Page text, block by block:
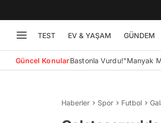
TEST EV & YAŞAM GÜNDEM
Güncel KonularBastonla Vurdu!"Manyak
Haberler Spor Futbol